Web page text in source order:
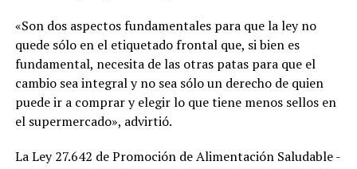
«Son dos aspectos fundamentales para que la ley no
quede sólo en el etiquetado frontal que, si bien es
fundamental, necesita de las otras patas para que el
cambio sea integral y no sea sólo un derecho de quien
puede ir a comprar y elegir lo que tiene menos sellos en
el supermercado», advirtió.
La Ley 27.642 de Promoción de Alimentación Saludable -